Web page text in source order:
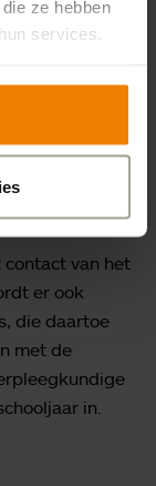
ze hebben
services.
vast. Ook in
elke week
met
het te onrustig.
van het
er ook
die daartoe
met de
in.